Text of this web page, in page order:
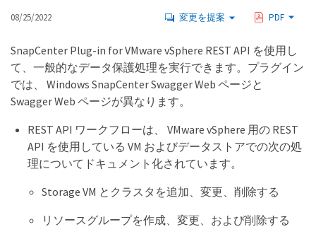
08/25/2022 変更を提案 PDF
SnapCenter Plug-in for VMware vSphere REST API を使用し
て、一般的なデータ保護処理を実行できます。プラグイン
では、 Windows SnapCenter Swagger Web ページと
Swagger Web ページが異なります。
REST API ワークフローは、 VMware vSphere 用の REST
API を使用している VM およびデータストアでの次の処
理についてドキュメント化されています。
Storage VM とクラスタを追加、変更、削除する
リソースグループを作成、変更、および削除する